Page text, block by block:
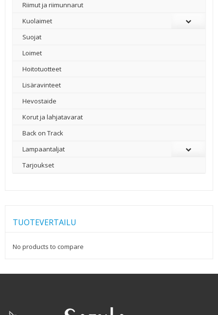
Riimut ja riimunnarut
Kuolaimet
Suojat
Loimet
Hoitotuotteet
Lisäravinteet
Hevostaide
Korut ja lahjatavarat
Back on Track
Lampaantaljat
Tarjoukset
TUOTEVERTAILU
No products to compare